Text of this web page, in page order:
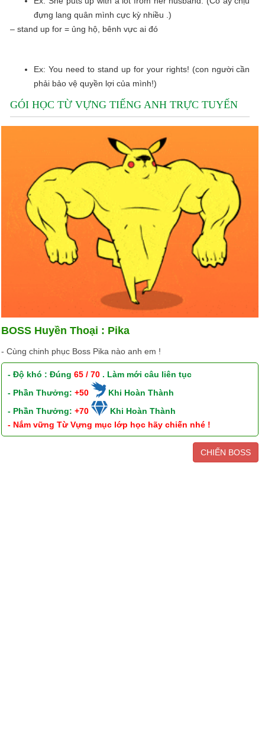
đựng lang quân mình cực kỳ nhiều .)
– stand up for = ủng hộ, bênh vực ai đó
Ex: You need to stand up for your rights! (con người cần
phải bảo vệ quyền lợi của mình!)
GÓI HỌC TỪ VỰNG TIẾNG ANH TRỰC TUYẾN
BOSS Huyền Thoại : Pika
- Cùng chinh phục Boss Pika nào anh em !
- Độ khó : Đúng65 / 70 . Làm mới câu liên tục
- Phần Thưởng:+50
Khi Hoàn Thành
- Phần Thưởng:+70
Khi Hoàn Thành
- Nắm vững Từ Vựng mục lớp học hãy chiến nhé !
CHIẾN BOSS